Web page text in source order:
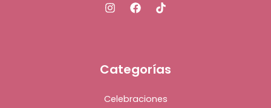
Categorías
Celebraciones